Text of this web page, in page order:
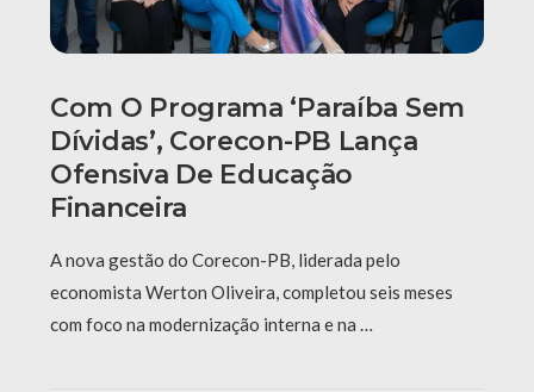
Com O Programa ‘Paraíba Sem
Dívidas’, Corecon-PB Lança
Ofensiva De Educação
Financeira
A nova gestão do Corecon-PB, liderada pelo
economista Werton Oliveira, completou seis meses
com foco na modernização interna e na …